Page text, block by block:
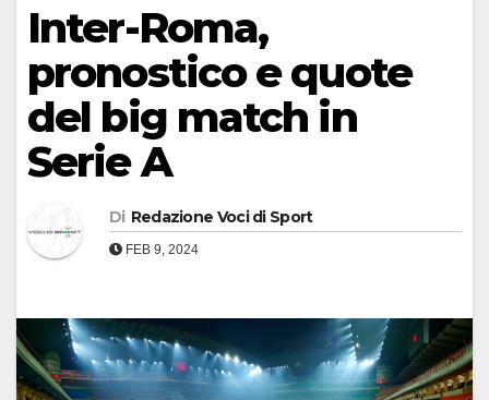
Inter-Roma,
pronostico e quote
del big match in
Serie A
Di Redazione Voci di Sport
FEB 9, 2024